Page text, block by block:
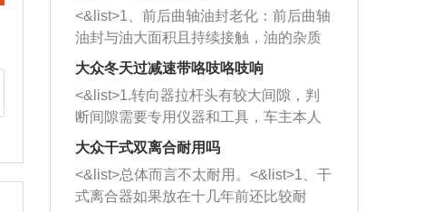
西取出来。但如果是因为积碳过多引起
的堵塞，就需要将三元催化器泡在草酸
洗剂对堵塞的情况得到解决，将清洗剂
放在燃油箱中，与燃油混合后，车辆启
动时，就可以和汽油一起进入到燃烧
室，最后形成废气排出，就可以让三元
催化器得到清洗，排气管堵塞的情况就
能够得到解决。
一圈半的练习，往右同样也要打相同的
圈数。 <&list>3、最后强调要反复练
习，这样就可以形成肌肉记忆，在真实
驾驶车辆时，不需要记忆也能打好方
向。
<&list>1、前后曲轴油封老化：前后曲轴
油封与油大面积且持续接触，油的杂质
和发动机内持续温度变化使其密封效果
逐渐减弱，导致渗油或漏油。<&list>2、
活塞间隙过大：积碳会使活塞环与缸体
的间隙扩大，导致机油流入燃烧室中，
造成烧机油。<&list>3、机油粘度。使用
机油粘度过小的话，同样会有烧机油现
象，机油粘度过小具有很好的流动性，
大众冬天过减速带咯吱咯吱响
<&list>1.转向器拉杆头有较大间隙，判
断间隙需要专用仪器和工具，车主本人
无法制作，需要将车辆送到修理厂或4s
店；<&list>2.车辆半轴套管防尘罩破
裂，破裂后会出现漏油现象，使半轴磨
损严重，磨损的半轴容易损坏，产生异
大众干式双离合耐用吗
<&list>总体而言不太耐用。<&list>1、干
式离合器如果放在十几年前还比较耐